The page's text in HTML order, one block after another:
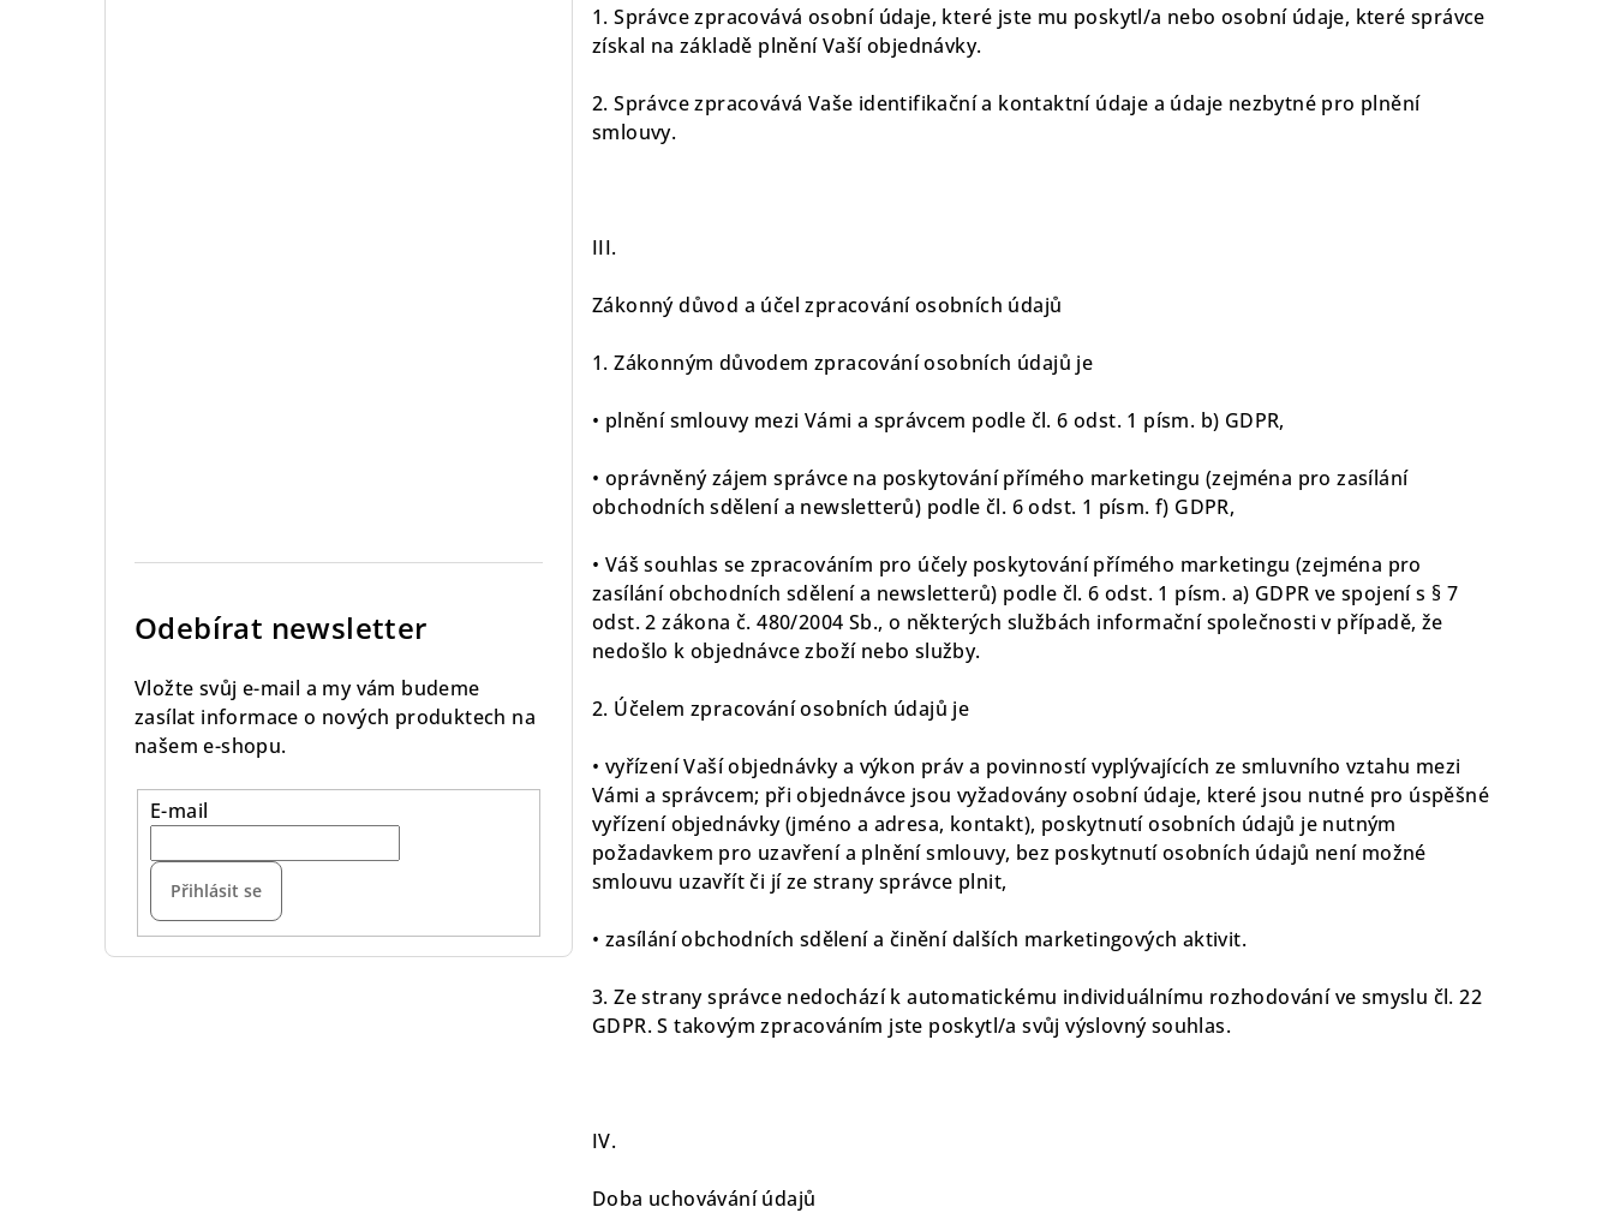
Odebírat newsletter
Vložte svůj e-mail a my vám budeme
zasílat informace o nových produktech na
našem e-shopu.
E-mail
Přihlásit se
1. Správce zpracovává osobní údaje, které jste mu poskytl/a nebo osobní údaje, které správce
získal na základě plnění Vaší objednávky.
2. Správce zpracovává Vaše identifikační a kontaktní údaje a údaje nezbytné pro plnění
smlouvy.
III.
Zákonný důvod a účel zpracování osobních údajů
1. Zákonným důvodem zpracování osobních údajů je
• plnění smlouvy mezi Vámi a správcem podle čl. 6 odst. 1 písm. b) GDPR,
• oprávněný zájem správce na poskytování přímého marketingu (zejména pro zasílání
obchodních sdělení a newsletterů) podle čl. 6 odst. 1 písm. f) GDPR,
• Váš souhlas se zpracováním pro účely poskytování přímého marketingu (zejména pro
zasílání obchodních sdělení a newsletterů) podle čl. 6 odst. 1 písm. a) GDPR ve spojení s § 7
odst. 2 zákona č. 480/2004 Sb., o některých službách informační společnosti v případě, že
nedošlo k objednávce zboží nebo služby.
2. Účelem zpracování osobních údajů je
• vyřízení Vaší objednávky a výkon práv a povinností vyplývajících ze smluvního vztahu mezi
Vámi a správcem; při objednávce jsou vyžadovány osobní údaje, které jsou nutné pro úspěšné
vyřízení objednávky (jméno a adresa, kontakt), poskytnutí osobních údajů je nutným
požadavkem pro uzavření a plnění smlouvy, bez poskytnutí osobních údajů není možné
smlouvu uzavřít či jí ze strany správce plnit,
• zasílání obchodních sdělení a činění dalších marketingových aktivit.
3. Ze strany správce nedochází k automatickému individuálnímu rozhodování ve smyslu čl. 22
GDPR. S takovým zpracováním jste poskytl/a svůj výslovný souhlas.
IV.
Doba uchovávání údajů